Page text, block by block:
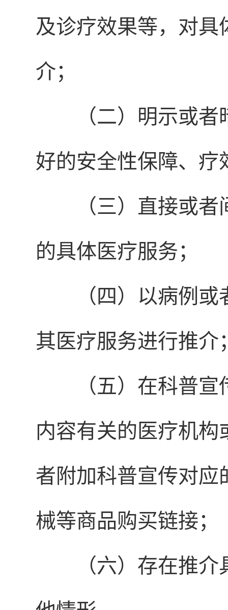
及诊疗效果等，对
介；
（二）明示或
好的安全性保障、疗
（三）直接或
的具体医疗服务；
（四）以病例
其医疗服务进行推介
（五）在科普
内容有关的医疗机
者附加科普宣传对应
械等商品购买链接；
（六）存在推